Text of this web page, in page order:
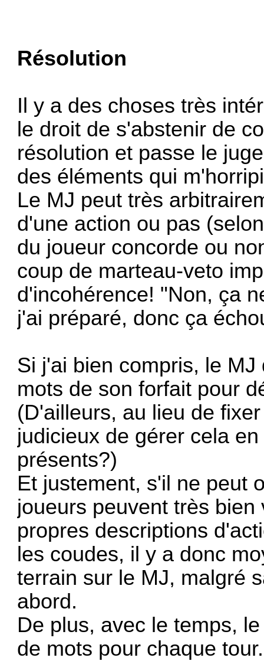
Résolution
Il y a des choses très
le droit de s'abstenir de
résolution et passe le
des éléments qui
Le MJ peut très
d'une action ou pas
du joueur concorde ou
coup de marteau-veto
d'incohérence! "Non, ça
j'ai préparé, donc ça
Si j'ai bien compris, le
mots de son forfait pour
(D'ailleurs, au lieu de
judicieux de gérer cela
présents?)
Et justement, s'il ne peut
joueurs peuvent très
propres descriptions
les coudes, il y a donc
terrain sur le MJ, malgré
abord.
De plus, avec le temps,
de mots pour chaque